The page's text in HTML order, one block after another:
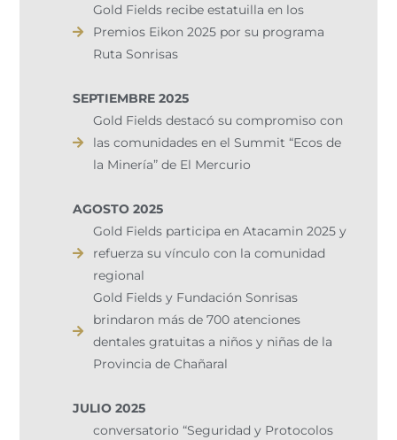
Gold Fields recibe estatuilla en los
Premios Eikon 2025 por su programa
Ruta Sonrisas
SEPTIEMBRE 2025
Gold Fields destacó su compromiso con
las comunidades en el Summit “Ecos de
la Minería” de El Mercurio
AGOSTO 2025
Gold Fields participa en Atacamin 2025 y
refuerza su vínculo con la comunidad
regional
Gold Fields y Fundación Sonrisas
brindaron más de 700 atenciones
dentales gratuitas a niños y niñas de la
Provincia de Chañaral
JULIO 2025
conversatorio “Seguridad y Protocolos